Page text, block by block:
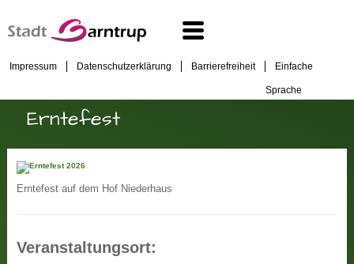
Impressum Datenschutzerklärung Barrierefreiheit Einfache
Sprache
Erntefest
Erntefest auf dem Hof Niederhaus
Veranstaltungsort: